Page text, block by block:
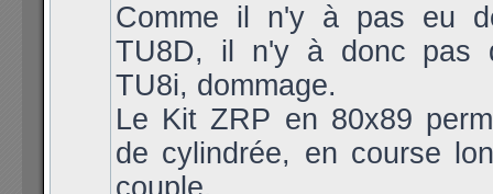
Comme il n'y à pas eu
TU8D, il n'y à donc pas
TU8i, dommage.
Le Kit ZRP en 80x89
de cylindrée, en course
couple,